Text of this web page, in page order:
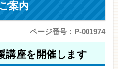
案内
ページ番号：P-001974
講座を開催します